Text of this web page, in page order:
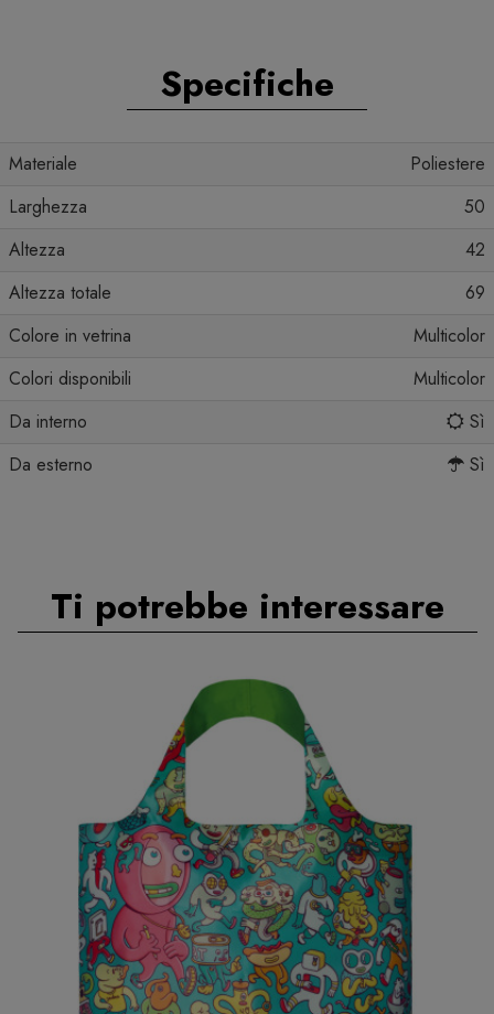
Specifiche
Materiale
Poliestere
Larghezza
50
Altezza
42
Altezza totale
69
Colore in vetrina
Multicolor
Colori disponibili
Multicolor
Da interno
Sì
Da esterno
Sì
Ti potrebbe interessare